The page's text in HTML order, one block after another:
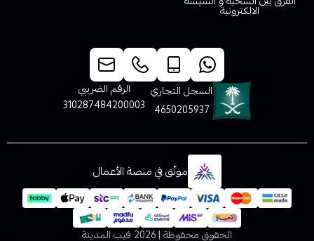
الالكترونية
السجل التجاري
4650205937
الرقم الضريبي
310287484200003
موثّق في منصة الأعمال
الحقوق محفوظة | 2026 فيب المدينة